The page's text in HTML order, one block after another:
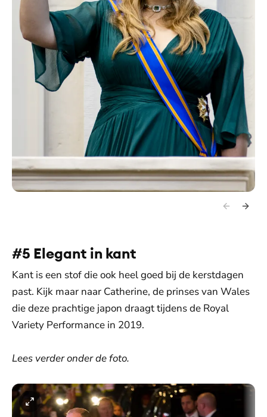
#5 Elegant in kant
Kant is een stof die ook heel goed bij de kerstdagen
past. Kijk maar naar Catherine, de prinses van Wales
die deze prachtige japon draagt tijdens de Royal
Variety Performance in 2019.
Lees verder onder de foto.